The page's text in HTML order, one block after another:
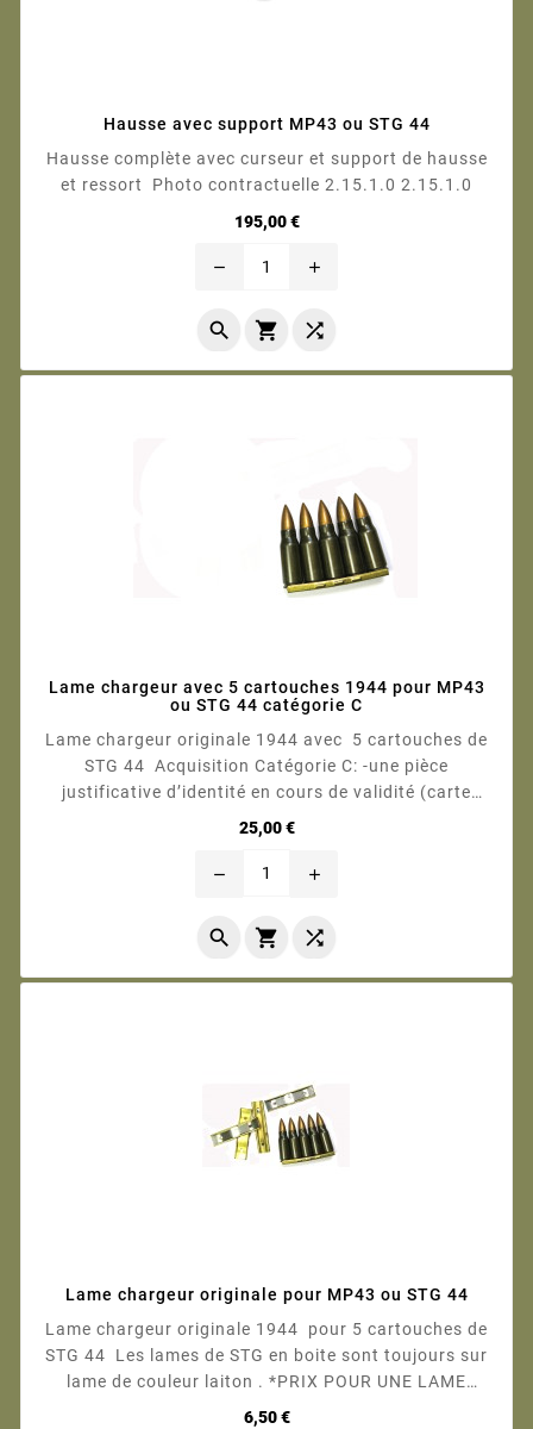
Hausse avec support MP43 ou STG 44
Hausse complète avec curseur et support de hausse
et ressort Photo contractuelle 2.15.1.0 2.15.1.0
195,00 €Prix
remove add
  
Lame chargeur avec 5 cartouches 1944 pour MP43
ou STG 44 catégorie C
Lame chargeur originale 1944 avec 5 cartouches de
STG 44 Acquisition Catégorie C: -une pièce
justificative d’identité en cours de validité (carte
d’identité ou passeport) ou pour les étrangers,...
25,00 €Prix
remove add
  
Lame chargeur originale pour MP43 ou STG 44
Lame chargeur originale 1944 pour 5 cartouches de
STG 44 Les lames de STG en boite sont toujours sur
lame de couleur laiton . *PRIX POUR UNE LAME
CHARGEUR SEULE * Photo contractuelle
6,50 €Prix